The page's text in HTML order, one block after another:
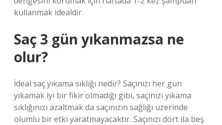
kullanmak idealdir.
Saç 3 gün yıkanmazsa ne
olur?
İdeal saç yıkama sıklığı nedir? Saçınızı her gün
yıkamak iyi bir fikir olmadığı gibi, saçınızı yıkama
sıklığınızı azaltmak da saçınızın sağlığı üzerinde
olumlu bir etki yaratmayacaktır. Saçınızı dört ila beş